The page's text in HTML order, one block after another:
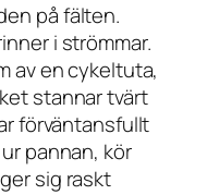
på fälten.
i strömmar.
av en cykeltuta,
stannar tvärt
förväntansfullt
pannan, kör
sig raskt